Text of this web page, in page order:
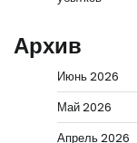
Архив
Июнь 2026
Май 2026
Апрель 2026